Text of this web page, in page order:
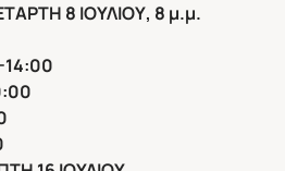
8 ΙΟΥΛΙΟΥ, 8 μ.μ.
14:00